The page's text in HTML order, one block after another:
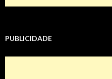
PUBLICIDADE